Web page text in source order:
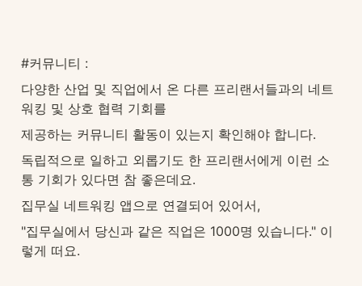
#커뮤니티 :
다양한 산업 및 직업에서 온 다른 프리랜서들과의 네트
워킹 및 상호 협력 기회를
제공하는 커뮤니티 활동이 있는지 확인해야 합니다.
독립적으로 일하고 외롭기도 한 프리랜서에게 이런 소
통 기회가 있다면 참 좋은데요.
집무실 네트워킹 앱으로 연결되어 있어서,
"집무실에서 당신과 같은 직업은 1000명 있습니다." 이
렇게 떠요.